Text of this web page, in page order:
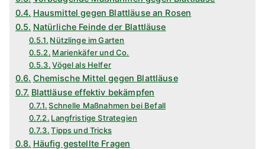
Hausmittel gegen Blattläuse an Rosen
Natürliche Feinde der Blattläuse
Nützlinge im Garten
Marienkäfer und Co.
Vögel als Helfer
Chemische Mittel gegen Blattläuse
Blattläuse effektiv bekämpfen
Schnelle Maßnahmen bei Befall
Langfristige Strategien
Tipps und Tricks
Häufig gestellte Fragen